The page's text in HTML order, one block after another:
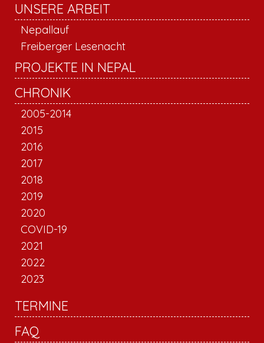
UNSERE ARBEIT
Nepallauf
Freiberger Lesenacht
PROJEKTE IN NEPAL
CHRONIK
2005-2014
2015
2016
2017
2018
2019
2020
COVID-19
2021
2022
2023
TERMINE
FAQ